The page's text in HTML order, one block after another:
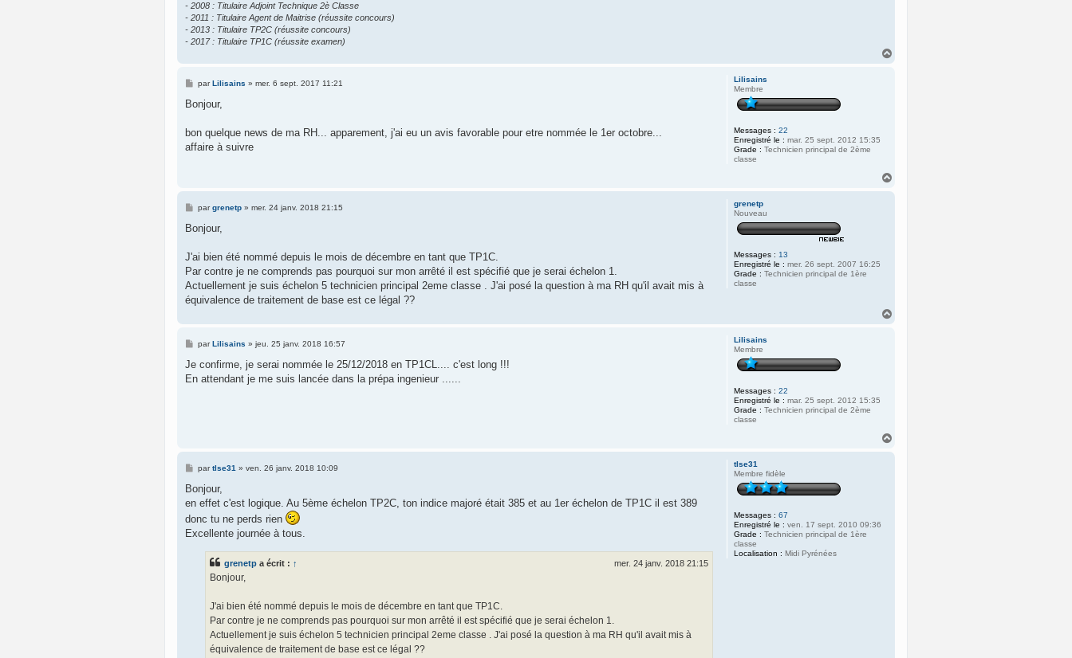
- 2008 : Titulaire Adjoint Technique 2è Classe
- 2011 : Titulaire Agent de Maitrise (réussite concours)
- 2013 : Titulaire TP2C (réussite concours)
- 2017 : Titulaire TP1C (réussite examen)
Lilisains
Membre
Messages : 22
Enregistré le : mar. 25 sept. 2012 15:35
Grade : Technicien principal de 2ème
classe
M
s
g
par Lilisains » mer. 6 sept. 2017 11:21
Bonjour,
bon quelque news de ma RH... apparement, j'ai eu un avis favorable pour etre nommée le 1er octobre...
affaire à suivre
grenetp
Nouveau
Messages : 13
Enregistré le : mer. 26 sept. 2007 16:25
Grade : Technicien principal de 1ère
classe
M
s
g
pargrenetp» mer. 24 janv. 2018 21:15
Bonjour,
J'ai bien été nommé depuis le mois de décembre en tant que TP1C.
Par contre je ne comprends pas pourquoi sur mon arrêté il est spécifié que je serai échelon 1.
Actuellement je suis échelon 5 technicien principal 2eme classe . J'ai posé la question à ma RH qu'il avait mis à
équivalence de traitement de base est ce légal ??
Lilisains
Membre
Messages : 22
Enregistré le : mar. 25 sept. 2012 15:35
Grade : Technicien principal de 2ème
classe
M
s
a
par Lilisains » jeu. 25 janv. 2018 16:57
Je confirme, je serai nommée le 25/12/2018 en TP1CL.... c'est long !!!
En attendant je me suis lancée dans la prépa ingenieur ......
tlse31
Membre fidèle
Messages : 67
Enregistré le : ven. 17 sept. 2010 09:36
Grade : Technicien principal de 1ère
classe
Localisation : Midi Pyrénées
M
s
a
g
e
partlse31» ven. 26 janv. 2018 10:09
Bonjour,
en effet c'est logique. Au 5ème échelon TP2C, ton indice majoré était 385 et au 1er échelon de TP1C il est 389
donc tu ne perds rien
Excellente journée à tous.
grenetp a écrit : ↑ mer. 24 janv. 2018 21:15
Bonjour,
J'ai bien été nommé depuis le mois de décembre en tant que TP1C.
Par contre je ne comprends pas pourquoi sur mon arrêté il est spécifié que je serai échelon 1.
Actuellement je suis échelon 5 technicien principal 2eme classe . J'ai posé la question à ma RH qu'il avait mis à
équivalence de traitement de base est ce légal ??